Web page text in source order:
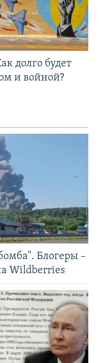
долго будет
и войной?
Блогеры –
Wildberries